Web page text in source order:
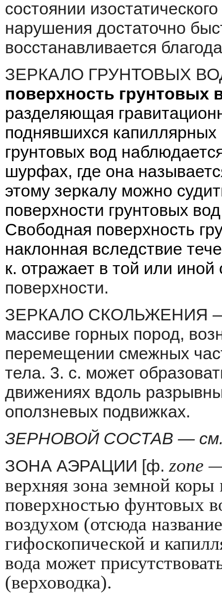
состоянии
нарушения достаточно
восстанавливается
ЗЕРКАЛО ГРУНТОВЫХ
поверхность грунтовых
разделяющая
поднявшихся
грунтовых вод
шурфах, где она
этому зеркалу можно
поверхности грунтовых
Свободная поверхность
наклонная вследствие
к. отражает в той или
поверхности.
ЗЕРКАЛО СКОЛЬЖЕНИЯ —
массиве гор­ных пород,
перемещении смежных
тела. 3. с. может
движениях вдоль
оползневых подвижках.
ЗЕРНОВОЙ СОСТАВ —
ЗОНА АЭРАЦИИ [ф. zone
верхняя зона земной
поверхностью фунтовых
воздухом (отсюда
гифоскопической и
вода может
(верховодка).